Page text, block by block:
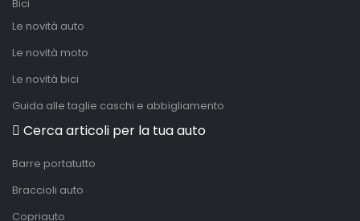
Bici
Le novità auto
Le novità moto
Le novità bici
Guida alle taglie caschi e abbigliamento
Cerca articoli per la tua auto
Barre portatutto
Braccioli auto
Copriauto